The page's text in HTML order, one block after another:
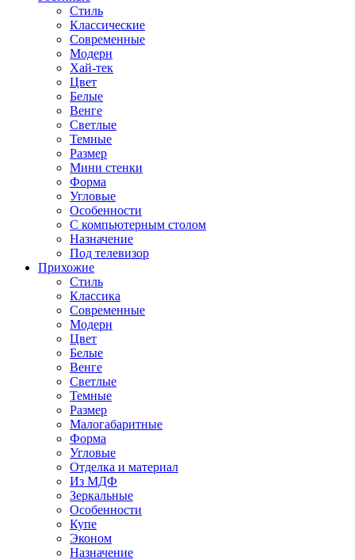
Стиль
Классические
Современные
Модерн
Хай-тек
Цвет
Белые
Венге
Светлые
Темные
Размер
Мини стенки
Форма
Угловые
Особенности
С компьютерным столом
Назначение
Под телевизор
Прихожие
Стиль
Классика
Современные
Модерн
Цвет
Белые
Венге
Светлые
Темные
Размер
Малогабаритные
Форма
Угловые
Отделка и материал
Из МДФ
Зеркальные
Особенности
Купе
Эконом
Назначение